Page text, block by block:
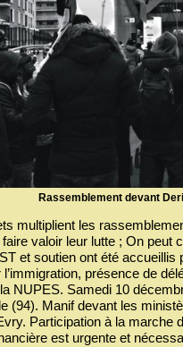
Rassemblement devant
multiplient les
valoir leur lutte ; On peut
et soutien ont été accueillis
présence de
NUPES. Samedi 10
(94). Manif devant les
Participation à la marche
est urgente et